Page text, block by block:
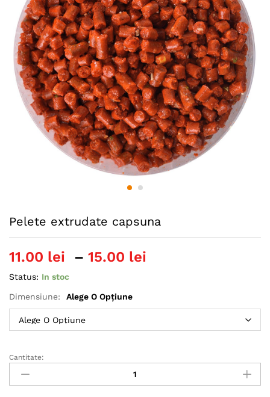
Pelete extrudate capsuna
11.00 lei – 15.00 lei
până
la
Status: In stoc
Dimensiune: Alege O Opțiune
Pelete
extrudate
capsuna
Cantitate: